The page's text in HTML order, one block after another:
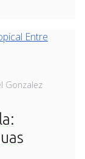
Gonzalez